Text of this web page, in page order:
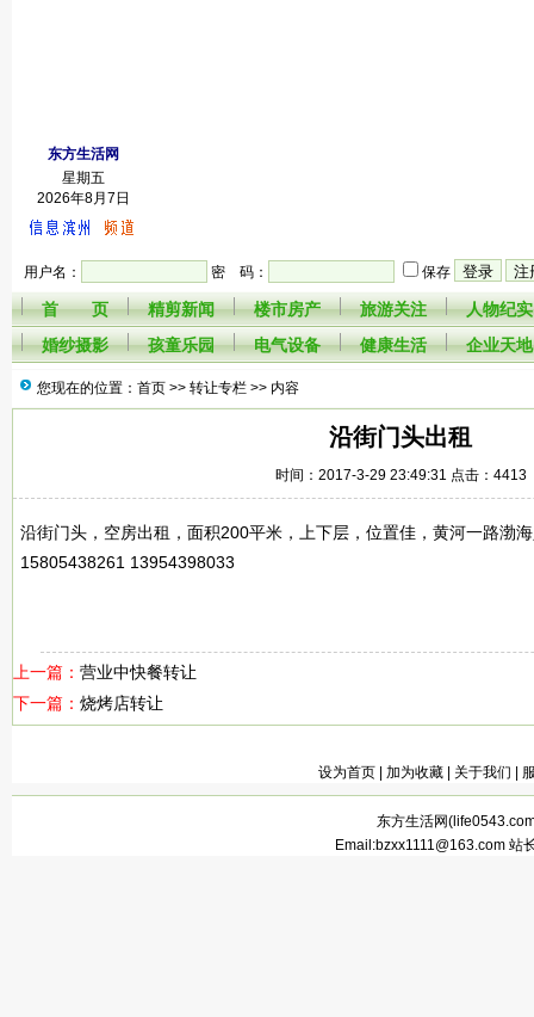
东方生活网
星期五
2026年8月7日
用户名： 密 码： 保存
首 页 精剪新闻 楼市房产 旅游关注
人物纪实
婚纱摄影
孩童乐园 电气设备 健康生活 企业天地
您现在的位置：首页 >> 转让专栏 >> 内容
沿街门头出租
时间：2017-3-29 23:49:31 点击：4413
沿街门头，空房出租，面积200平米，上下层，位置佳，黄河一路渤
15805438261 13954398033
上一篇： 营业中快餐转让
下一篇： 烧烤店转让
设为首页| 加为收藏| 关于我们
东方生活网(
Email:bzxx1111@163.com 站